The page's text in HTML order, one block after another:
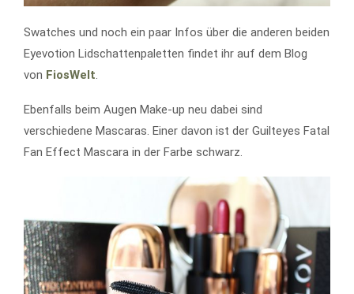
Swatches und noch ein paar Infos über die anderen beiden
Eyevotion Lidschattenpaletten findet ihr auf dem Blog
von FiosWelt.
Ebenfalls beim Augen Make-up neu dabei sind
verschiedene Mascaras. Einer davon ist der Guilteyes Fatal
Fan Effect Mascara in der Farbe schwarz.